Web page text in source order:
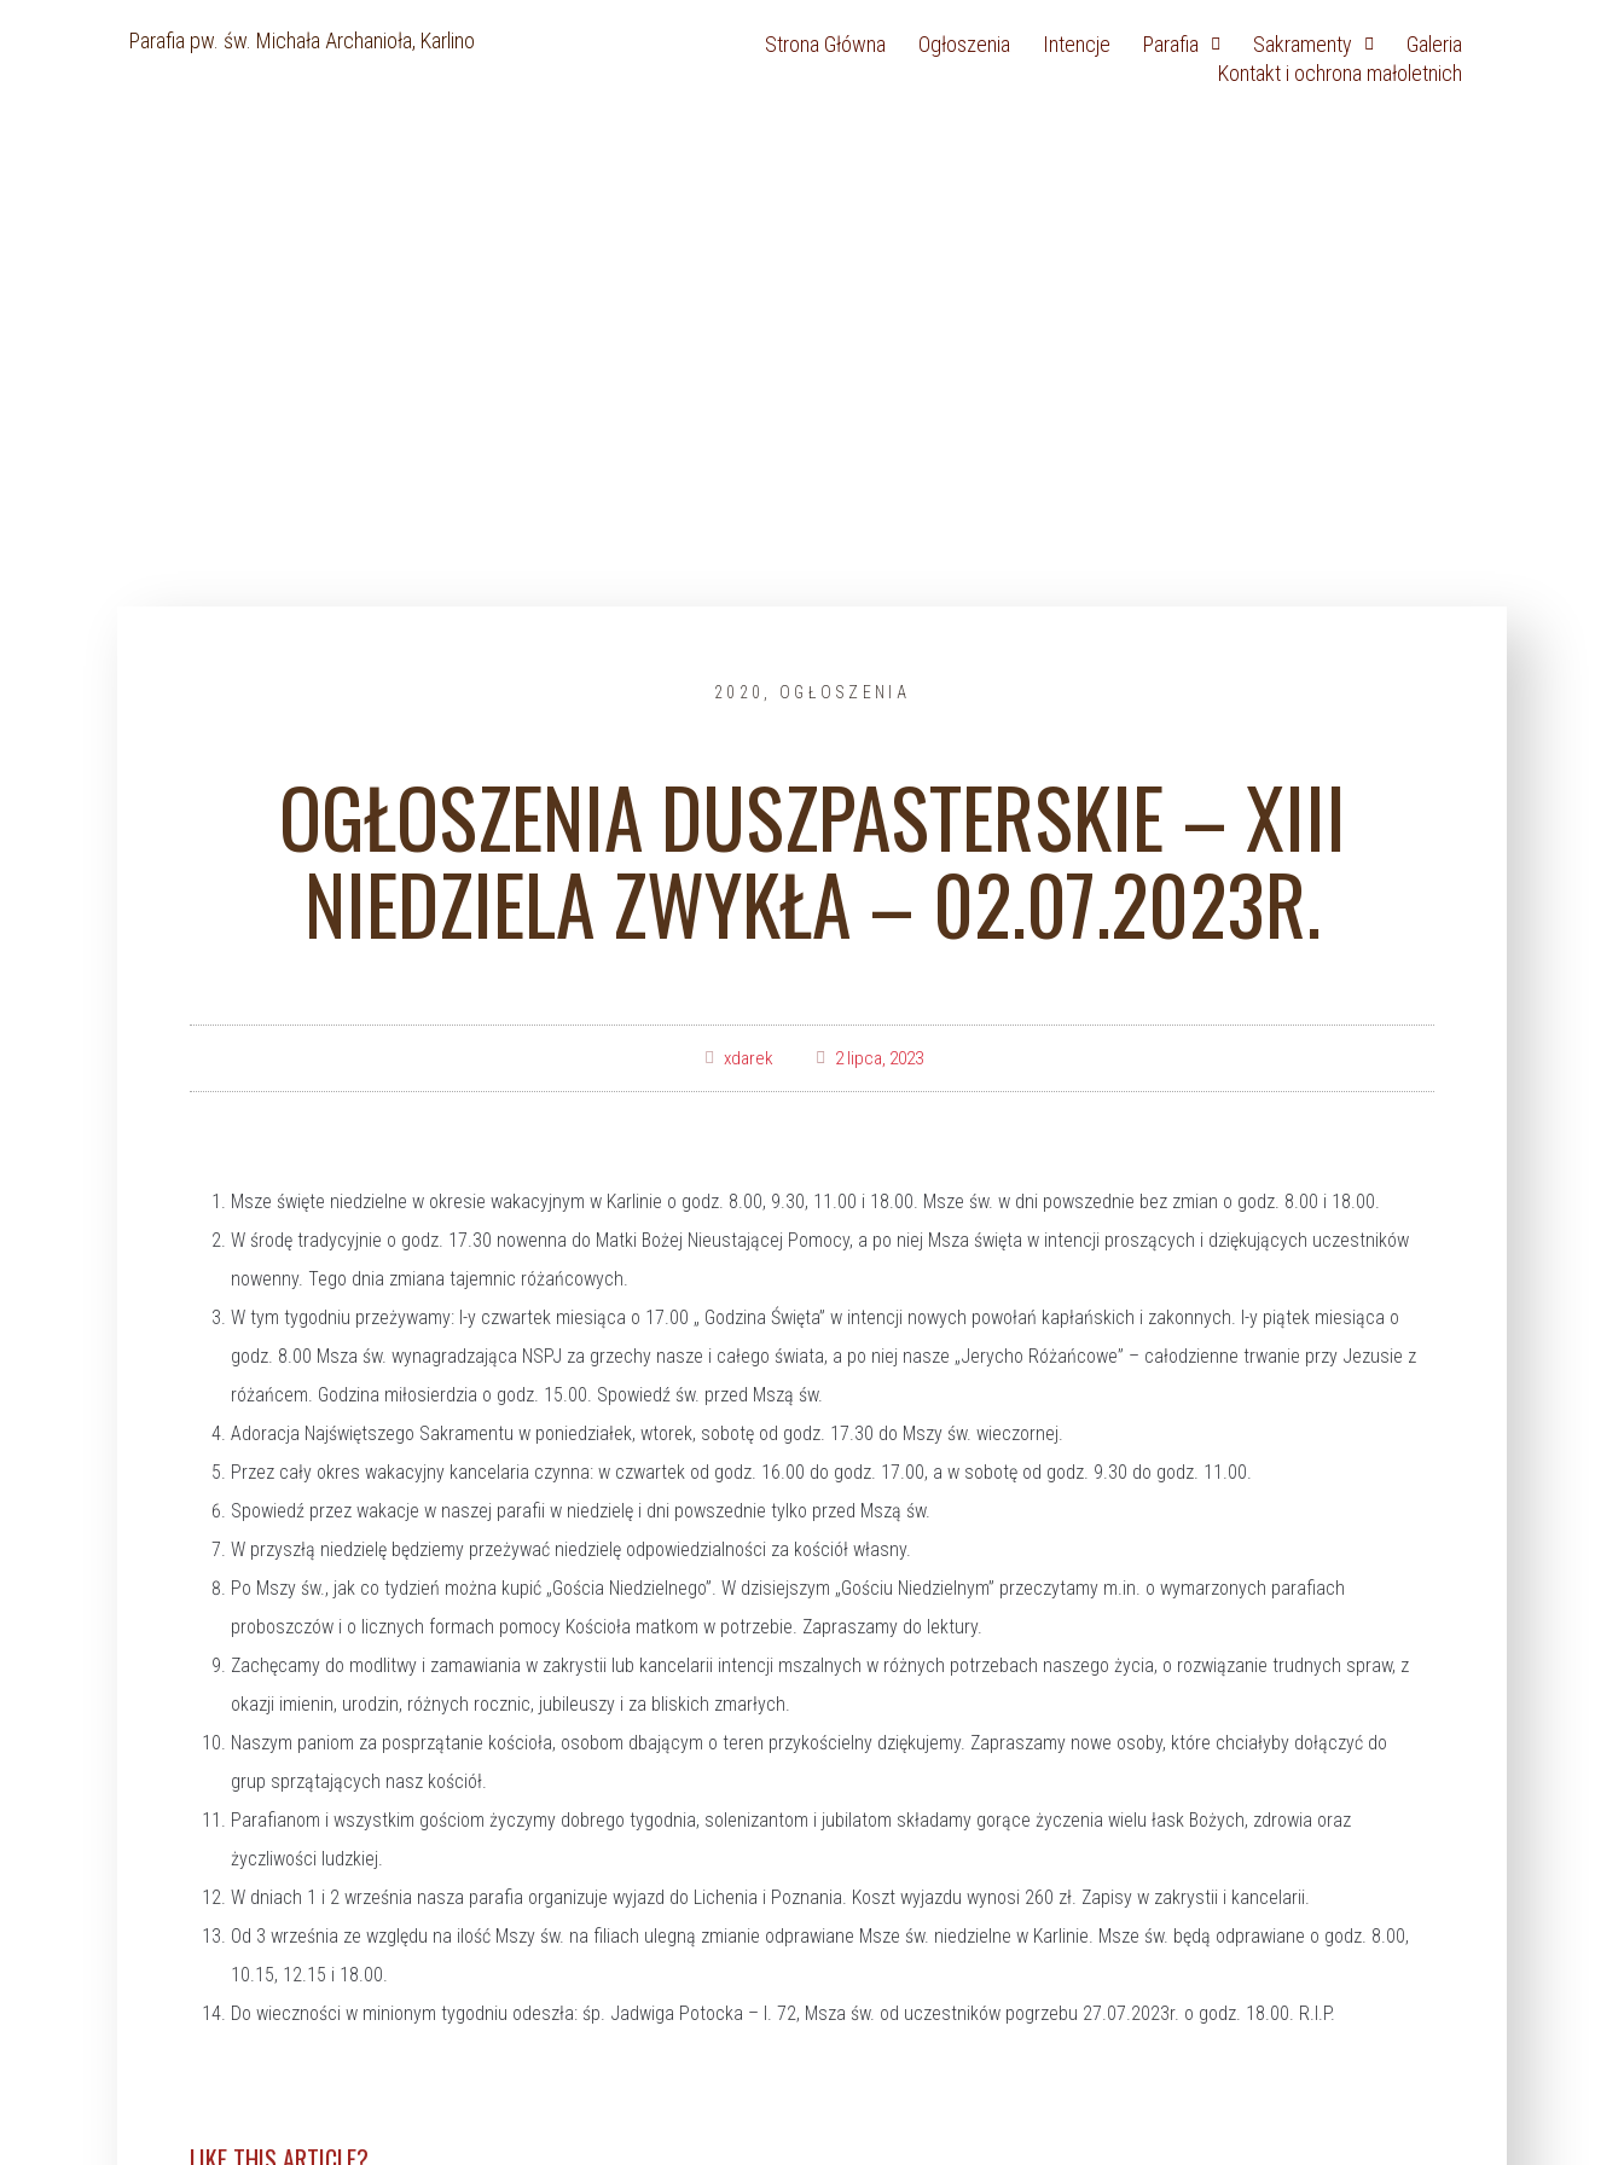
Parafia pw. św. Michała Archanioła, Karlino Strona Główna Ogłoszenia Intencje Parafia Sakramenty
Galeria
Kontakt i ochrona małoletnich
2020 OGŁOSZENIA
OGŁOSZENIA DUSZPASTERSKIE – XIII
NIEDZIELA ZWYKŁA – 02.07.2023R.
xdarek 2 lipca, 2023
Msze święte niedzielne w okresie wakacyjnym w Karlinie o godz. 8.00, 9.30, 11.00 i 18.00. Msze św. w dni powszednie bez zmian o godz. 8.00 i 18.00.
W środę tradycyjnie o godz. 17.30 nowenna do Matki Bożej Nieustającej Pomocy, a po niej Msza święta w intencji proszących i dziękujących uczestników
nowenny. Tego dnia zmiana tajemnic różańcowych.
W tym tygodniu przeżywamy: I-y czwartek miesiąca o 17.00 „ Godzina Święta” w intencji nowych powołań kapłańskich i zakonnych. I-y piątek miesiąca o
godz. 8.00 Msza św. wynagradzająca NSPJ za grzechy nasze i całego świata, a po niej nasze „Jerycho Różańcowe” – całodzienne trwanie przy Jezusie z
różańcem. Godzina miłosierdzia o godz. 15.00. Spowiedź św. przed Mszą św.
Adoracja Najświętszego Sakramentu w poniedziałek, wtorek, sobotę od godz. 17.30 do Mszy św. wieczornej.
Przez cały okres wakacyjny kancelaria czynna: w czwartek od godz. 16.00 do godz. 17.00, a w sobotę od godz. 9.30 do godz. 11.00.
Spowiedź przez wakacje w naszej parafii w niedzielę i dni powszednie tylko przed Mszą św.
W przyszłą niedzielę będziemy przeżywać niedzielę odpowiedzialności za kościół własny.
Po Mszy św., jak co tydzień można kupić „Gościa Niedzielnego”. W dzisiejszym „Gościu Niedzielnym” przeczytamy m.in. o wymarzonych parafiach
proboszczów i o licznych formach pomocy Kościoła matkom w potrzebie. Zapraszamy do lektury.
Zachęcamy do modlitwy i zamawiania w zakrystii lub kancelarii intencji mszalnych w różnych potrzebach naszego życia, o rozwiązanie trudnych spraw, z
okazji imienin, urodzin, różnych rocznic, jubileuszy i za bliskich zmarłych.
Naszym paniom za posprzątanie kościoła, osobom dbającym o teren przykościelny dziękujemy. Zapraszamy nowe osoby, które chciałyby dołączyć do
grup sprzątających nasz kościół.
Parafianom i wszystkim gościom życzymy dobrego tygodnia, solenizantom i jubilatom składamy gorące życzenia wielu łask Bożych, zdrowia oraz
życzliwości ludzkiej.
W dniach 1 i 2 września nasza parafia organizuje wyjazd do Lichenia i Poznania. Koszt wyjazdu wynosi 260 zł. Zapisy w zakrystii i kancelarii.
Od 3 września ze względu na ilość Mszy św. na filiach ulegną zmianie odprawiane Msze św. niedzielne w Karlinie. Msze św. będą odprawiane o godz. 8.00,
10.15, 12.15 i 18.00.
Do wieczności w minionym tygodniu odeszła: śp. Jadwiga Potocka – l. 72, Msza św. od uczestników pogrzebu 27.07.2023r. o godz. 18.00. R.I.P.